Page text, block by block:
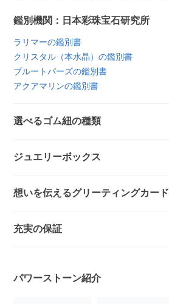
鑑別機関：日本彩珠宝石研究所
ラリマーの鑑別書
クリスタル（本水晶）の鑑別書
ブルートパーズの鑑別書
アクアマリンの鑑別書
選べるゴム紐の種類
ジュエリーボックス
想いを伝えるグリーティングカード
充実の保証
パワーストーン紹介